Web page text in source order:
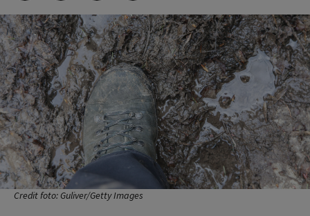
Credit foto: Guliver/Getty Images